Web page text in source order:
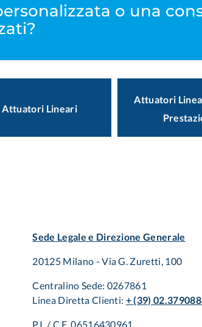
o una
Attuatori Lineari
Attuatori
Sede Legale e Direzione Generale
20125 Milano - Via G. Zuretti, 100
Centralino Sede: 0267861
Linea Diretta Clienti: + (39)
P.I. / C.F. 06516430961